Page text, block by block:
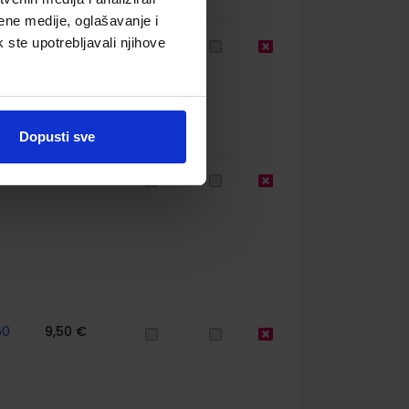
medije, oglašavanje i
ste upotrebljavali njihove
Dopusti sve
9,50 €
9,50 €